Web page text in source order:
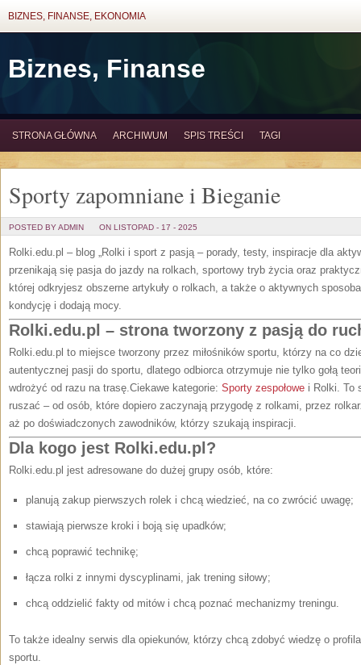
BIZNES, FINANSE, EKONOMIA
Biznes, Finanse
STRONA GŁÓWNA ARCHIWUM SPIS TREŚCI TAGI
Sporty zapomniane i Bieganie
POSTED BY ADMIN ON LISTOPAD - 17 - 2025
Rolki.edu.pl – blog „Rolki i sport z pasją – porady, testy, inspiracje dla
przenikają się pasja do jazdy na rolkach, sportowy tryb życia oraz
której odkryjesz obszerne artykuły o rolkach, a także o aktywnych
kondycję i dodają mocy.
Rolki.edu.pl – strona tworzony z pasją do
Rolki.edu.pl to miejsce tworzony przez miłośników sportu, którzy na co
autentycznej pasji do sportu, dlatego odbiorca otrzymuje nie tylko gołą
wdrożyć od razu na trasę.Ciekawe kategorie: Sporty zespołowe i Rolki. To
ruszać – od osób, które dopiero zaczynają przygodę z rolkami, przez
aż po doświadczonych zawodników, którzy szukają inspiracji.
Dla kogo jest Rolki.edu.pl?
Rolki.edu.pl jest adresowane do dużej grupy osób, które:
planują zakup pierwszych rolek i chcą wiedzieć, na co zwrócić uwagę;
stawiają pierwsze kroki i boją się upadków;
chcą poprawić technikę;
łącza rolki z innymi dyscyplinami, jak trening siłowy;
chcą oddzielić fakty od mitów i chcą poznać mechanizmy treningu.
To także idealny serwis dla opiekunów, którzy chcą zdobyć wiedzę o
sportu.